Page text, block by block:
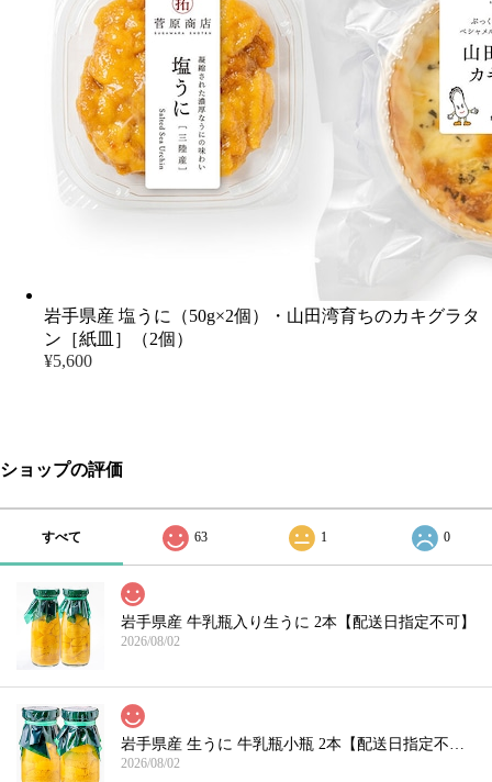
岩手県産 塩うに（50g×2個）・山田湾育ちのカキグラタ
ン［紙皿］（2個）
¥5,600
ショップの評価
すべて 63 1 0
岩手県産 牛乳瓶入り生うに 2本【配送日指定不可】
2026/08/02
2026/08/02